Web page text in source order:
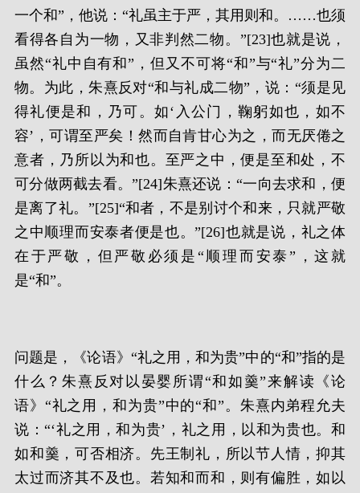
一个和”，他说：“礼虽主于严，其用则和。……也须
看得各自为一物，又非判然二物。”[23]也就是说，
虽然“礼中自有和”，但又不可将“和”与“礼”分为二
物。为此，朱熹反对“和与礼成二物”，说：“须是见
得礼便是和，乃可。如‘入公门，鞠躬如也，如不
容’，可谓至严矣！然而自肯甘心为之，而无厌倦之
意者，乃所以为和也。至严之中，便是至和处，不
可分做两截去看。”[24]朱熹还说：“一向去求和，便
是离了礼。”[25]“和者，不是别讨个和来，只就严敬
之中顺理而安泰者便是也。”[26]也就是说，礼之体
在于严敬，但严敬必须是“顺理而安泰”，这就
是“和”。
问题是，《论语》“礼之用，和为贵”中的“和”指的是
什么？朱熹反对以晏婴所谓“和如羹”来解读《论
语》“礼之用，和为贵”中的“和”。朱熹内弟程允夫
说：“‘礼之用，和为贵’，礼之用，以和为贵也。和
如和羹，可否相济。先王制礼，所以节人情，抑其
太过而济其不及也。若知和而和，则有偏胜，如以